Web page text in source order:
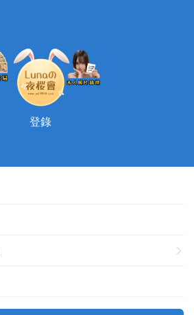
登錄